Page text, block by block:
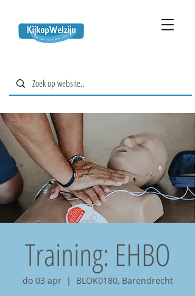
Training: EHBO
do 03 apr
  |
BLOK0180, Barendrecht